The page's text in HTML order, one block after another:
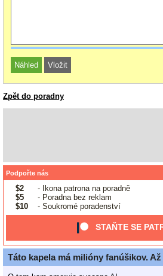
Zpět do poradny
Podpořte nás
$2
- Ikona patrona na poradně
$5
- Poradna bez reklam
$10
- Soukromé poradenství
STAŇTE SE
Táto kapela má milióny fanúšikov.